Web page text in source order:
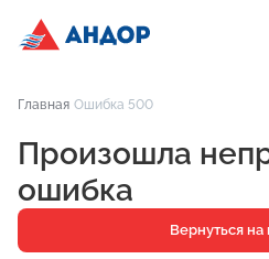
Проекты
Квартиры
Паркинг
Кладовые
Главная Ошибка 500
Произошла
ошибка
Вернуться на